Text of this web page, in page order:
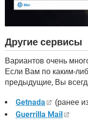
Другие сервисы
Вариантов очень
Если Вам по каким-
предыдущие, Вы
Getnada
(ранее
Guerrilla Mail